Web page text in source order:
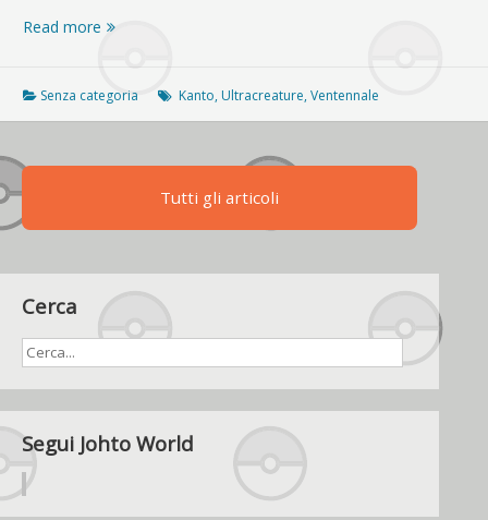
Read more Pokémon
e
Luna,
il
sbarca
Senza categoria Kanto, Ultracreature,Ventennale
Tutti gli articoli
Cerca
Segui Johto World